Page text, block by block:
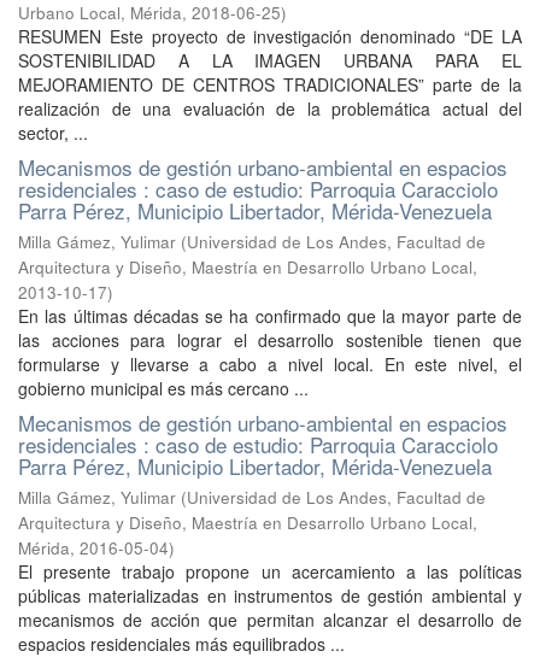
Urbano Local, Mérida, 2018-06-25)
RESUMEN Este proyecto de investigación denominado “DE LA
SOSTENIBILIDAD A LA IMAGEN URBANA PARA EL
MEJORAMIENTO DE CENTROS TRADICIONALES” parte de la
realización de una evaluación de la problemática actual del
sector, ...
Mecanismos de gestión urbano-ambiental en espacios
residenciales : caso de estudio: Parroquia Caracciolo
Parra Pérez, Municipio Libertador, Mérida-Venezuela
Milla Gámez, Yulimar (Universidad de Los Andes, Facultad de
Arquitectura y Diseño, Maestría en Desarrollo Urbano Local,
2013-10-17)
En las últimas décadas se ha confirmado que la mayor parte de
las acciones para lograr el desarrollo sostenible tienen que
formularse y llevarse a cabo a nivel local. En este nivel, el
gobierno municipal es más cercano ...
Mecanismos de gestión urbano-ambiental en espacios
residenciales : caso de estudio: Parroquia Caracciolo
Parra Pérez, Municipio Libertador, Mérida-Venezuela
Milla Gámez, Yulimar (Universidad de Los Andes, Facultad de
Arquitectura y Diseño, Maestría en Desarrollo Urbano Local,
Mérida, 2016-05-04)
El presente trabajo propone un acercamiento a las políticas
públicas materializadas en instrumentos de gestión ambiental y
mecanismos de acción que permitan alcanzar el desarrollo de
espacios residenciales más equilibrados ...